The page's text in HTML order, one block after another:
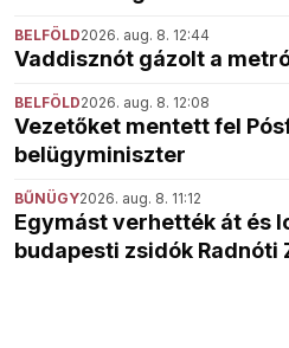
BELFÖLD2026. aug. 8. 12:44
Vaddisznót gázolt a
BELFÖLD2026. aug. 8. 12:08
Vezetőket mentett fel
belügyminiszter
BŰNÜGY2026. aug. 8. 11:12
Egymást verhették át és
budapesti zsidók Radnóti